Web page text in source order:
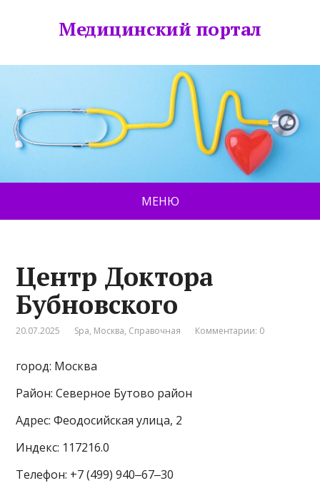
Медицинский портал
МЕНЮ
Центр Доктора
Бубновского
20.07.2025 Spa, Москва, Справочная Комментарии: 0
город: Москва
Район: Северное Бутово район
Адрес: Феодосийская улица, 2
Индекс: 117216.0
Телефон: +7 (499) 940‒67‒30